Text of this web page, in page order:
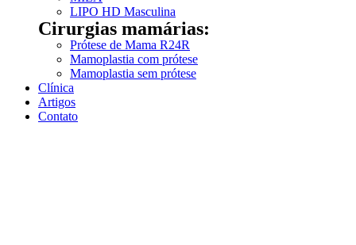
LIPO HD Masculina
Cirurgias mamárias:
Prótese de Mama R24R
Mamoplastia com prótese
Mamoplastia sem prótese
Clínica
Artigos
Contato